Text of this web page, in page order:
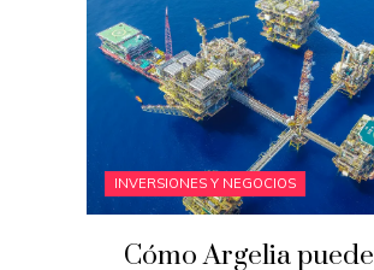
INVERSIONES Y NEGOCIOS
Cómo Argelia puede